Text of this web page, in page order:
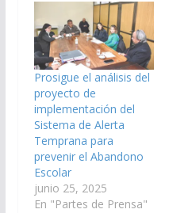
Prosigue el análisis del
proyecto de
implementación del
Sistema de Alerta
Temprana para
prevenir el Abandono
Escolar
junio 25, 2025
En "Partes de Prensa"